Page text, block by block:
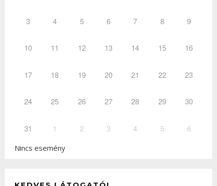
3 4 5 6 7 8 9
10 11 12 13 14 15 16
17 18 19 20 21 22 23
24 25 26 27 28 29 30
31 1 2 3 4 5 6
Nincs esemény